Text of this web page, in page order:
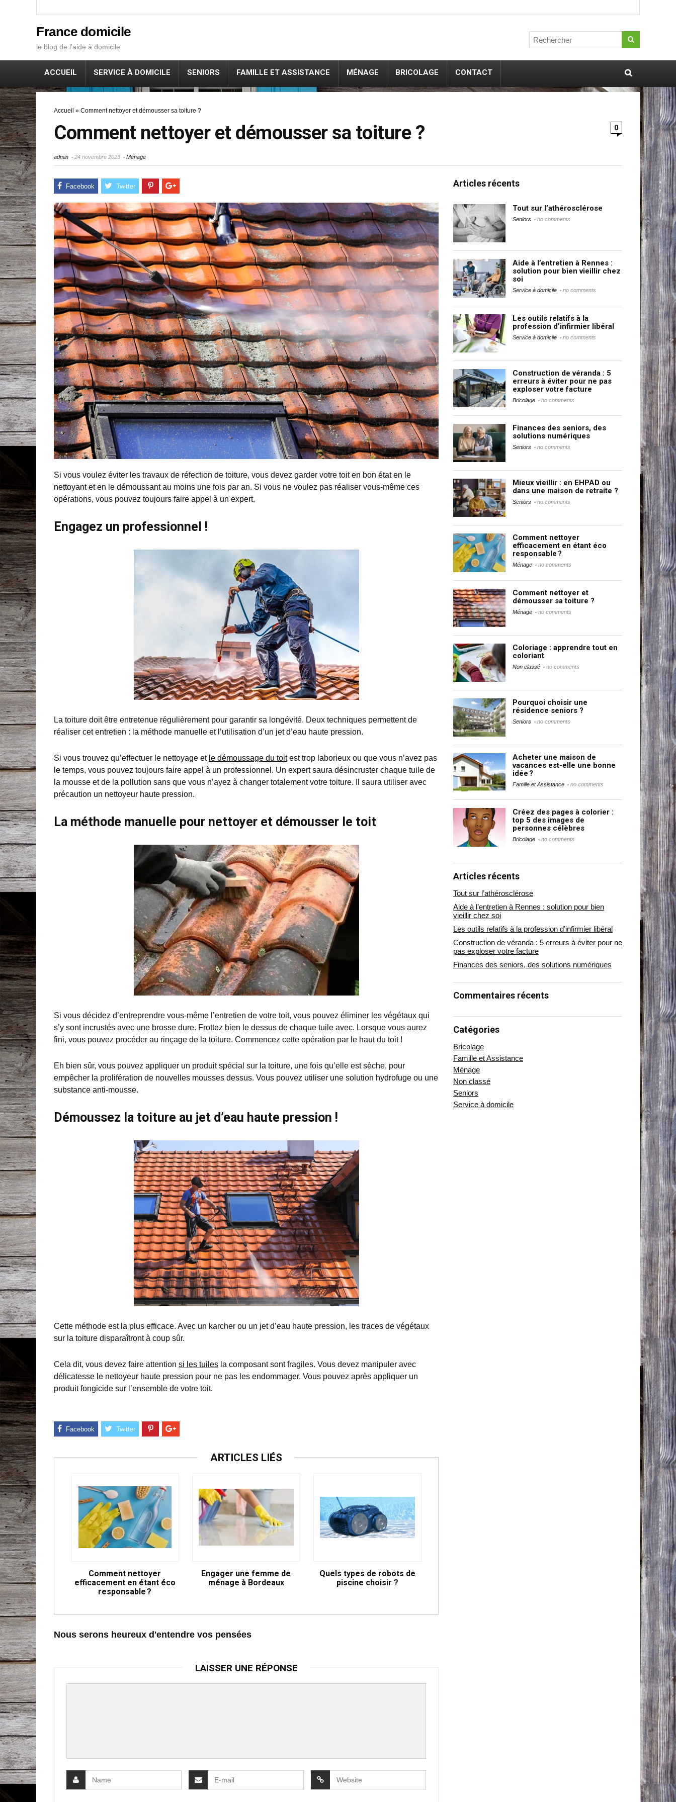
France domicile
le blog de l'aide à domicile
ACCUEIL SERVICE À DOMICILE SENIORS FAMILLE ET ASSISTANCE MÉNAGE BRICOLAGE CONTACT
Accueil » Comment nettoyer et démousser sa toiture ?
0
Comment nettoyer et démousser sa toiture ?
admin 24 novembre 2023 Ménage
Si vous voulez éviter les travaux de réfection de toiture, vous devez garder votre toit en bon état en le
nettoyant et en le démoussant au moins une fois par an. Si vous ne voulez pas réaliser vous-même ces
opérations, vous pouvez toujours faire appel à un expert.
Engagez un professionnel !
La toiture doit être entretenue régulièrement pour garantir sa longévité. Deux techniques permettent de
réaliser cet entretien : la méthode manuelle et l’utilisation d’un jet d’eau haute pression.
Si vous trouvez qu’effectuer le nettoyage et le démoussage du toitest trop laborieux ou que vous n’avez pas
le temps, vous pouvez toujours faire appel à un professionnel. Un expert saura désincruster chaque tuile de
la mousse et de la pollution sans que vous n’ayez à changer totalement votre toiture. Il saura utiliser avec
précaution un nettoyeur haute pression.
La méthode manuelle pour nettoyer et démousser le toit
Si vous décidez d’entreprendre vous-même l’entretien de votre toit, vous pouvez éliminer les végétaux qui
s’y sont incrustés avec une brosse dure. Frottez bien le dessus de chaque tuile avec. Lorsque vous aurez
fini, vous pouvez procéder au rinçage de la toiture. Commencez cette opération par le haut du toit !
Eh bien sûr, vous pouvez appliquer un produit spécial sur la toiture, une fois qu’elle est sèche, pour
empêcher la prolifération de nouvelles mousses dessus. Vous pouvez utiliser une solution hydrofuge ou une
substance anti-mousse.
Démoussez la toiture au jet d’eau haute pression !
Cette méthode est la plus efficace. Avec un karcher ou un jet d’eau haute pression, les traces de végétaux
sur la toiture disparaîtront à coup sûr.
Cela dit, vous devez faire attention si les tuiles la composant sont fragiles. Vous devez manipuler avec
délicatesse le nettoyeur haute pression pour ne pas les endommager. Vous pouvez après appliquer un
produit fongicide sur l’ensemble de votre toit.
ARTICLES LIÉS
Comment nettoyer
efficacement en étant éco
responsable ?
Engager une femme de
ménage à Bordeaux
Quels types de robots de
piscine choisir ?
Nous serons heureux d'entendre vos pensées
LAISSER UNE RÉPONSE
Articles récents
Tout sur l’athérosclérose
Seniors no comments
Aide à l’entretien à Rennes :
solution pour bien vieillir chez
soi
Service à domicile no comments
Les outils relatifs à la
profession d’infirmier libéral
Service à domicile no comments
Construction de véranda : 5
erreurs à éviter pour ne pas
exploser votre facture
Bricolage no comments
Finances des seniors, des
solutions numériques
Seniors no comments
Mieux vieillir : en EHPAD ou
dans une maison de retraite ?
Seniors no comments
Comment nettoyer
efficacement en étant éco
responsable ?
Ménage no comments
Comment nettoyer et
démousser sa toiture ?
Ménage no comments
Coloriage : apprendre tout en
coloriant
Non classé no comments
Pourquoi choisir une
résidence seniors ?
Seniors no comments
Acheter une maison de
vacances est-elle une bonne
idée ?
Famille et Assistance no comments
Créez des pages à colorier :
top 5 des images de
personnes célèbres
Bricolage no comments
Articles récents
Tout sur l’athérosclérose
Aide à l’entretien à Rennes : solution pour bien
vieillir chez soi
Les outils relatifs à la profession d’infirmier libéral
Construction de véranda : 5 erreurs à éviter pour ne
pas exploser votre facture
Finances des seniors, des solutions numériques
Commentaires récents
Catégories
Bricolage
Famille et Assistance
Ménage
Non classé
Seniors
Service à domicile